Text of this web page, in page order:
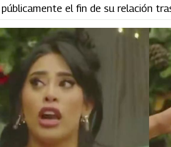
el fin de su relación